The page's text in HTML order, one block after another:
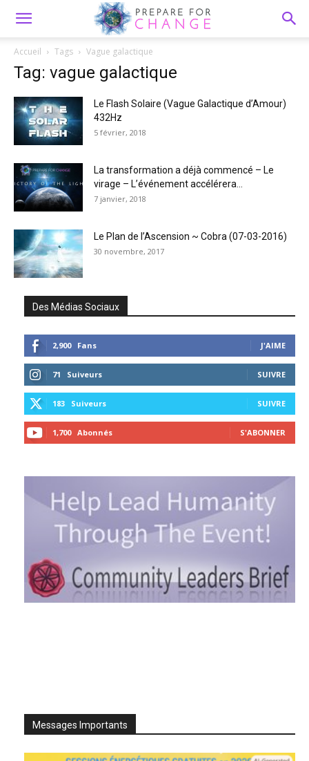
Accueil Tags Vague galactique
Tag: vague galactique
Le Flash Solaire (Vague Galactique d’Amour)
432Hz
5 février, 2018
La transformation a déjà commencé – Le
virage – L’événement accélérera...
7 janvier, 2018
Le Plan de l’Ascension ~ Cobra (07-03-2016)
30 novembre, 2017
Des Médias Sociaux
2,900 Fans J'AIME
71 Suiveurs SUIVRE
183 Suiveurs SUIVRE
1,700 Abonnés S'ABONNER
Messages Importants